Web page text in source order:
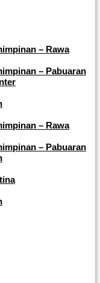
– Rawa
– Pabuaran
– Rawa
– Pabuaran